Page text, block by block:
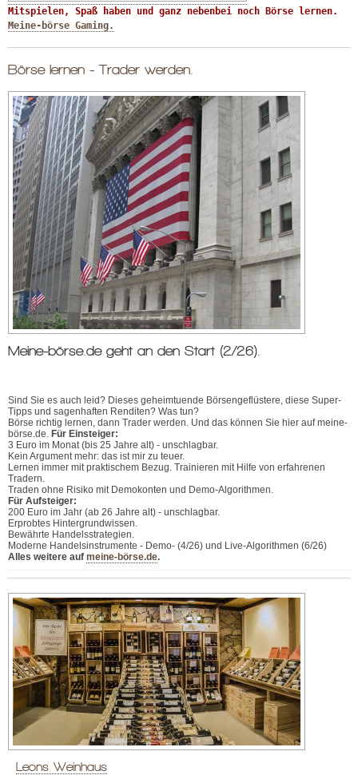
Meine-börse Gaming.
Börse lernen - Trader werden.
Meine-börse.de geht an den Start (2/26).
Sind Sie es auch leid? Dieses geheimtuende Börsengeflüstere, diese Super-
Tipps und sagenhaften Renditen? Was tun?
Börse richtig lernen, dann Trader werden. Und das können Sie hier auf meine-
börse.de. Für Einsteiger:
3 Euro im Monat (bis 25 Jahre alt) - unschlagbar.
Kein Argument mehr: das ist mir zu teuer.
Lernen immer mit praktischem Bezug. Trainieren mit Hilfe von erfahrenen
Tradern.
Traden ohne Risiko mit Demokonten und Demo-Algorithmen.
Für Aufsteiger:
200 Euro im Jahr (ab 26 Jahre alt) - unschlagbar.
Erprobtes Hintergrundwissen.
Bewährte Handelsstrategien.
Moderne Handelsinstrumente - Demo- (4/26) und Live-Algorithmen (6/26)
Alles weitere auf meine-börse.de.
Leons Weinhaus